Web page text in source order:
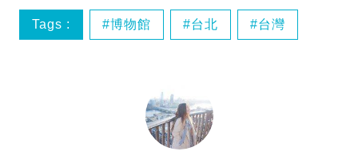
Tags : 博物館 台北 台灣